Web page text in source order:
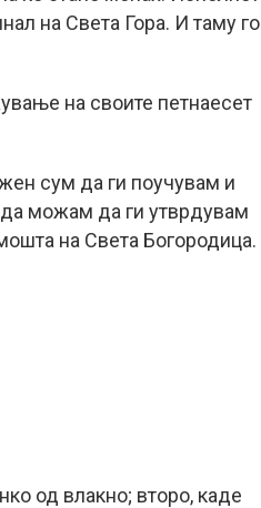
на Света Гора. И таму го
на своите петнаесет
сум да ги поучувам и
можам да ги утврдувам
на Света Богородица.
од влакно; второ, каде